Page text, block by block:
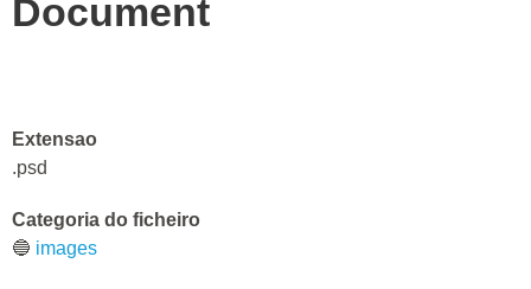
Document
Extensao
.psd
Categoria do ficheiro
🔵 images